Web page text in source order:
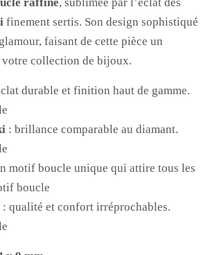
finement sertis. Son design sophistiqué
faisant de cette pièce un
collection de bijoux.
durable et finition haut de gamme.
: brillance comparable au diamant.
motif boucle unique qui attire tous les
boucle
: qualité et confort irréprochables.